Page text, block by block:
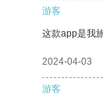
游客
这款app是我
2024-04-03
游客